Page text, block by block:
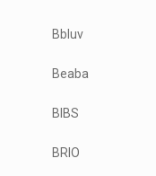
Bbluv
Beaba
BIBS
BRIO